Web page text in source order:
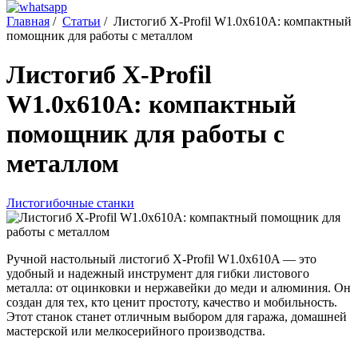
Главная / Статьи / Листогиб X-Profil W1.0x610A: компактный
помощник для работы с металлом
Листогиб X-Profil
W1.0x610A: компактный
помощник для работы с
металлом
Листогибочные станки
Ручной настольный листогиб X-Profil W1.0x610A — это
удобный и надежный инструмент для гибки листового
металла: от оцинковки и нержавейки до меди и алюминия. Он
создан для тех, кто ценит простоту, качество и мобильность.
Этот станок станет отличным выбором для гаража, домашней
мастерской или мелкосерийного производства.